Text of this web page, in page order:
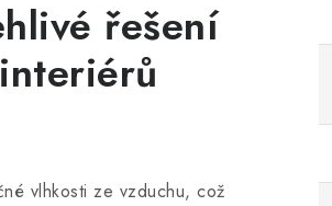
řešení
vlhkosti ze vzduchu, což